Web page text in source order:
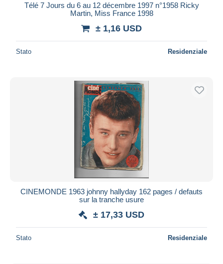
Prezzo
Spedizione gratuita
Metodi di pagamento
Bonifico bancario
Mastercard
Maestro
Residenza del venditore
Télé 7 Jours du 6 au 12 décembre 1997 n°1958 Ricky
Martin, Miss France 1998
± 1,16 USD
Stato Residenziale
CINEMONDE 1963 johnny hallyday 162 pages / defauts
sur la tranche usure
± 17,33 USD
Stato Residenziale